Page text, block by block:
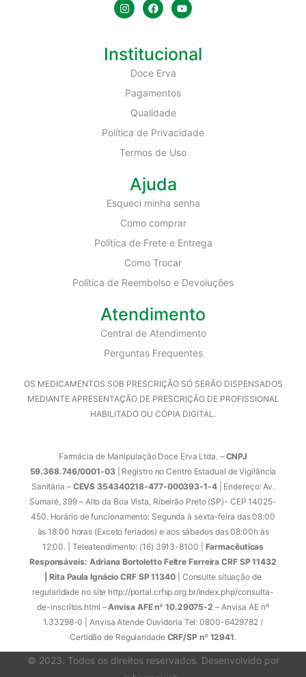
Institucional
Doce Erva
Pagamentos
Qualidade
Política de Privacidade
Termos de Uso
Ajuda
Esqueci minha senha
Como comprar
Política de Frete e Entrega
Como Trocar
Política de Reembolso e Devoluções
Atendimento
Central de Atendimento
Perguntas Frequentes
OS MEDICAMENTOS SOB PRESCRIÇÃO SÓ SERÃO DISPENSADOS
MEDIANTE APRESENTAÇÃO DE PRESCRIÇÃO DE PROFISSIONAL
HABILITADO OU CÓPIA DIGITAL.
Farmácia de Manipulação Doce Erva Ltda. – CNPJ
59.368.746/0001-03| Registro no Centro Estadual de Vigilância
Sanitária –CEVS 354340218-477-000393-1-4| Endereço: Av.
Sumaré, 399 – Alto da Boa Vista, Ribeirão Preto (SP)- CEP 14025-
450. Horário de funcionamento: Segunda à sexta-feira das 08:00
às 18:00 horas (Exceto feriados) e aos sábados das 08:00h às
12:00. | Teleatendimento: (16) 3913-8100 | Farmacêuticas
Responsáveis: Adriana Bortoletto Feltre Ferreira CRF SP 11432
| Rita Paula Ignácio CRF SP 11340 | Consulte situação de
regularidade no site http://portal.crfsp.org.br/index.php/consulta-
de-inscritos.html –Anvisa AFE nº 10.29075-2 – Anvisa AE nº
1.33298-0 | Anvisa Atende Ouvidoria Tel: 0800-6429782 /
Certidão de Regularidade CRF/SP nº 12941.
© 2023. Todos os direitos reservados. Desenvolvido por